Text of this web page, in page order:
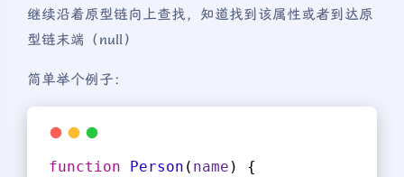
继续沿着原型链向上查找，知道找到该属性或者到达原
型链末端（null）
简单举个例子：
function Person ( name ) {